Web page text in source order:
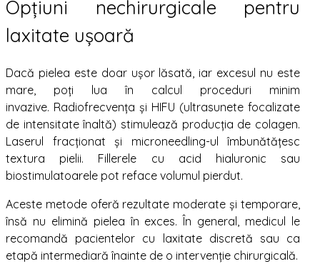
Opțiuni nechirurgicale pentru
laxitate ușoară
Dacă pielea este doar ușor lăsată, iar excesul nu este
mare, poți lua în calcul proceduri minim
invazive. Radiofrecvența și HIFU (ultrasunete focalizate
de intensitate înaltă) stimulează producția de colagen.
Laserul fracționat și microneedling-ul îmbunătățesc
textura pielii. Fillerele cu acid hialuronic sau
biostimulatoarele pot reface volumul pierdut.
Aceste metode oferă rezultate moderate și temporare,
însă nu elimină pielea în exces. În general, medicul le
recomandă pacientelor cu laxitate discretă sau ca
etapă intermediară înainte de o intervenție chirurgicală.